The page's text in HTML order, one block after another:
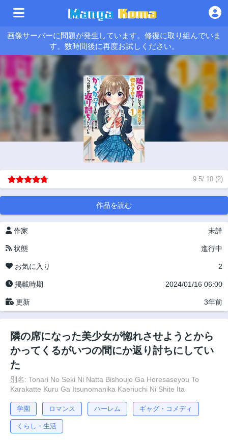
画像サーバーに問題が発生しています。修復に取り組んでいま
す。数時間後に再度お試しください。
9.5/ 10 (2)
作品を読む
作家 未詳
状態 進行中
お気に入り 2
掲載時期 2024/01/16 06:00
更新 3年前
隣の席になった美少女が惚れさせようとから
かってくるがいつの間にか返り討ちにしてい
た
別名: Tonari No Seki Ni Natta Bishoujo Ga Horesaseyou To
Karakatte Kuru Ga Itsunomanika Kaeriuchi Ni Shite Ita
学園 ロマンス ハーレム ギャグ・コメディ
くらし・生活